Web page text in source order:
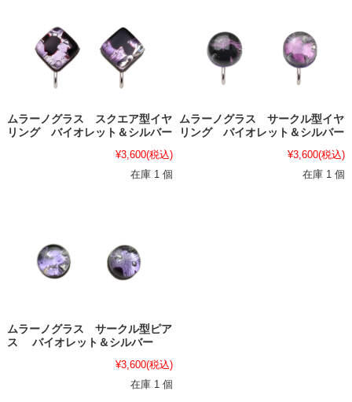
ムラーノグラス スクエア型イヤ
リング バイオレット＆シルバー
¥3,600(税込)
在庫 1 個
ムラーノグラス サークル型イヤ
リング バイオレット＆シルバー
¥3,600(税込)
在庫 1 個
ムラーノグラス サークル型ピア
ス バイオレット＆シルバー
¥3,600(税込)
在庫 1 個